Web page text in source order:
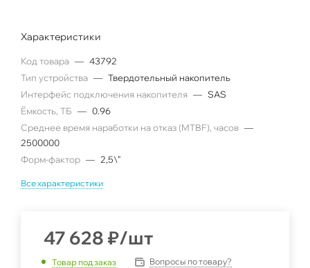
Характеристики
Код товара — 43792
Тип устройства — Твердотельный накопитель
Интерфейс подключения накопителя — SAS
Ëмкость, ТБ — 0.96
Среднее время наработки на отказ (MTBF), часов —
2500000
Форм-фактор — 2,5\"
Все характеристики
47 628 ₽/шт
Товар под заказ Вопросы по товару?